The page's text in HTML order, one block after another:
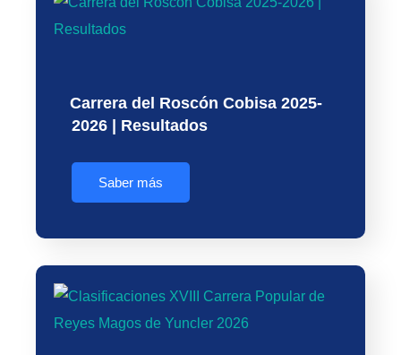
Carrera del Roscón Cobisa 2025-
2026 | Resultados
Saber más